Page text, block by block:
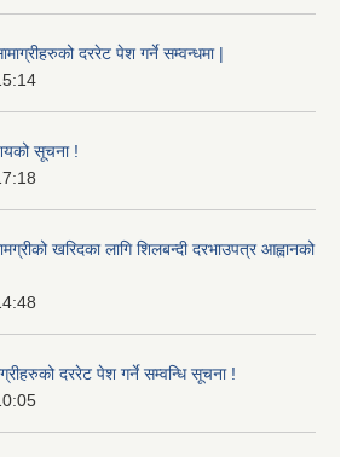
दररेट पेश गर्ने सम्वन्धमा |
सूचना !
खरिदका लागि शिलबन्दी दरभाउपत्र आह्वानको
दररेट पेश गर्ने सम्वन्धि सूचना !